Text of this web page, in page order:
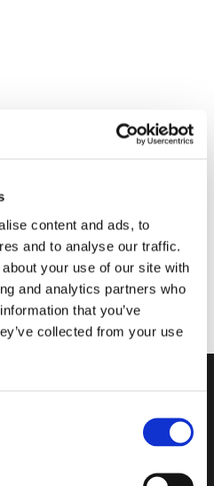
content and ads, to
and to analyse our traffic.
your use of our site with
and analytics partners who
that you’ve
collected from your use